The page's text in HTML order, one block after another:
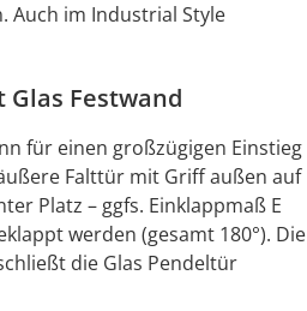
Auch im Industrial Style
Festwand
für einen großzügigen Einstieg
Falttür mit Griff außen auf
Platz – ggfs. Einklappmaß E
werden (gesamt 180°). Die
die Glas Pendeltür